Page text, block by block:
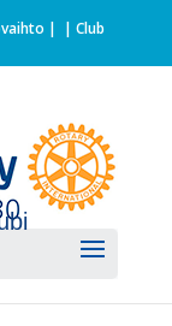
| | Club